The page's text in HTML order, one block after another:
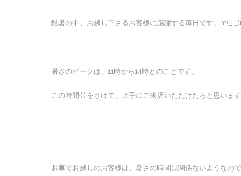
酷暑の中、お越し下さるお客様に感謝する毎日です。m(_
暑さのピークは、11時から14時とのことです。
この時間帯をさけて、上手にご来店いただけたらと思いま
お車でお越しのお客様は、暑さの時間は関係ないようなの